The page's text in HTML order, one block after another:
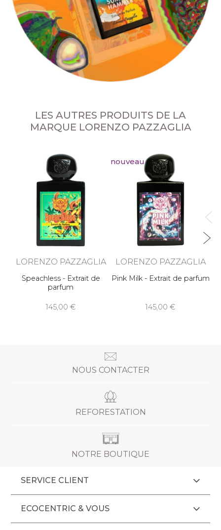
LES AUTRES PRODUITS DE LA
MARQUE LORENZO PAZZAGLIA
LORENZO PAZZAGLIA
Speachless - Extrait de
parfum
145,00
nouveau
LORENZO PAZZAGLIA
Pink Milk - Extrait de parfum
145,00
NOUS CONTACTER
REFORESTATION
NOTRE BOUTIQUE
SERVICE CLIENT
ECOCENTRIC & VOUS